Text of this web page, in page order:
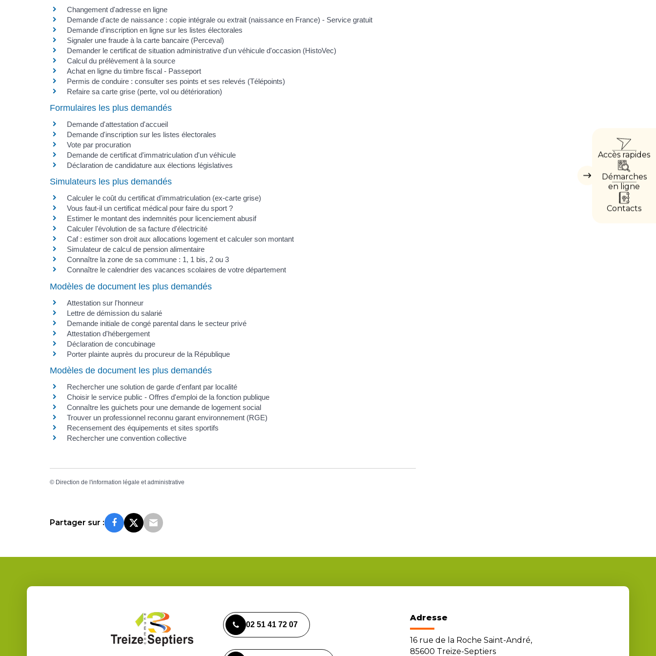
Masquer
Accès rapides
Démarches
en ligne
Contacts
Changement d'adresse en ligne
Demande d'acte de naissance : copie intégrale ou extrait (naissance en France) - Service gratuit
Demande d'inscription en ligne sur les listes électorales
Signaler une fraude à la carte bancaire (Perceval)
Demander le certificat de situation administrative d'un véhicule d'occasion (HistoVec)
Calcul du prélèvement à la source
Achat en ligne du timbre fiscal - Passeport
Permis de conduire : consulter ses points et ses relevés (Télépoints)
Refaire sa carte grise (perte, vol ou détérioration)
Formulaires les plus demandés
Demande d'attestation d'accueil
Demande d'inscription sur les listes électorales
Vote par procuration
Demande de certificat d'immatriculation d'un véhicule
Déclaration de candidature aux élections législatives
Simulateurs les plus demandés
Calculer le coût du certificat d'immatriculation (ex-carte grise)
Vous faut-il un certificat médical pour faire du sport ?
Estimer le montant des indemnités pour licenciement abusif
Calculer l'évolution de sa facture d'électricité
Caf : estimer son droit aux allocations logement et calculer son montant
Simulateur de calcul de pension alimentaire
Connaître la zone de sa commune : 1, 1 bis, 2 ou 3
Connaître le calendrier des vacances scolaires de votre département
Modèles de document les plus demandés
Attestation sur l'honneur
Lettre de démission du salarié
Demande initiale de congé parental dans le secteur privé
Attestation d'hébergement
Déclaration de concubinage
Porter plainte auprès du procureur de la République
Modèles de document les plus demandés
Rechercher une solution de garde d'enfant par localité
Choisir le service public - Offres d'emploi de la fonction publique
Connaître les guichets pour une demande de logement social
Trouver un professionnel reconnu garant environnement (RGE)
Recensement des équipements et sites sportifs
Rechercher une convention collective
© Direction de l'information légale et administrative
Partager sur :
02 51 41 72 07
Adresse
16 rue de la Roche Saint-André,
85600 Treize-Septiers